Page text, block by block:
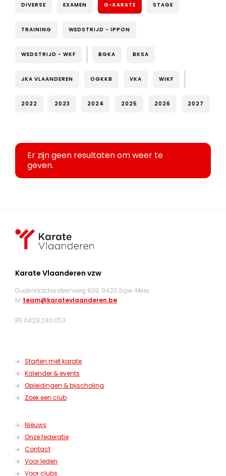
DIVERSE EXAMEN G-KARATE STAGE
TRAINING WEDSTRIJD - IPPON
WEDSTRIJD - WKF BGKA BKSA
JKA VLAANDEREN OGKKB VKA WIKF
2022 2023 2024 2025 2026 2027
Er zijn geen resultaten om weer te
geven.
Karate Vlaanderen vzw
Oudenaardsesteenweg 839, 9420 Erpe-Mere
M: team@karatevlaanderen.be
BE 0428.240.053
Starten met karate
Kalender & events
Opleidingen & bijscholing
Zoek een club
Nieuws
Onze federatie
Contact
Voor leden
Voor clubs